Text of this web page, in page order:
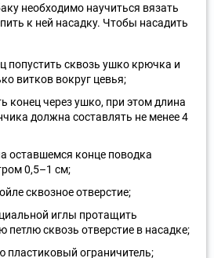
необходимо научиться вязать
к ней насадку. Чтобы насадить
попустить сквозь ушко крючка и
витков вокруг цевья;
конец через ушко, при этом длина
должна составлять не менее 4
оставшемся конце поводка
0,5–1 см;
сквозное отверстие;
иглы протащить
сквозь отверстие в насадке;
пластиковый ограничитель;